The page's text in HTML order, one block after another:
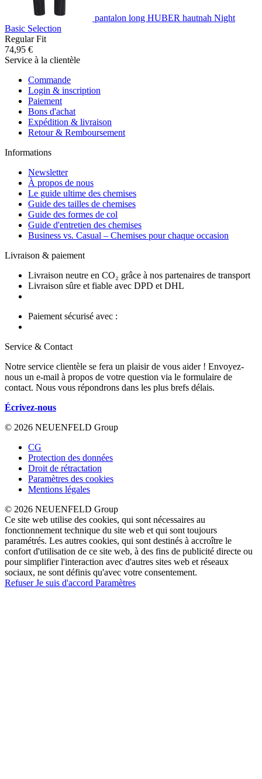
pantalon long HUBER hautnah Night
Basic Selection
Regular Fit
74,95 €
Service à la clientèle
Commande
Login & inscription
Paiement
Bons d'achat
Expédition & livraison
Retour & Remboursement
Informations
Newsletter
À propos de nous
Le guide ultime des chemises
Guide des tailles de chemises
Guide des formes de col
Guide d'entretien des chemises
Business vs. Casual – Chemises pour chaque occasion
Livraison & paiement
Livraison neutre en CO₂ grâce à nos partenaires de transport
Livraison sûre et fiable avec DPD et DHL
Paiement sécurisé avec :
Service & Contact
Notre service clientèle se fera un plaisir de vous aider ! Envoyez-
nous un e-mail à propos de votre question via le formulaire de
contact. Nous vous répondrons dans les plus brefs délais.
Écrivez-nous
© 2026 NEUENFELD Group
CG
Protection des données
Droit de rétractation
Paramètres des cookies
Mentions légales
© 2026 NEUENFELD Group
Ce site web utilise des cookies, qui sont nécessaires au
fonctionnement technique du site web et qui sont toujours
paramétrés. Les autres cookies, qui sont destinés à accroître le
confort d'utilisation de ce site web, à des fins de publicité directe ou
pour simplifier l'interaction avec d'autres sites web et réseaux
sociaux, ne sont définis qu'avec votre consentement.
RefuserJe suis d'accord Paramètres